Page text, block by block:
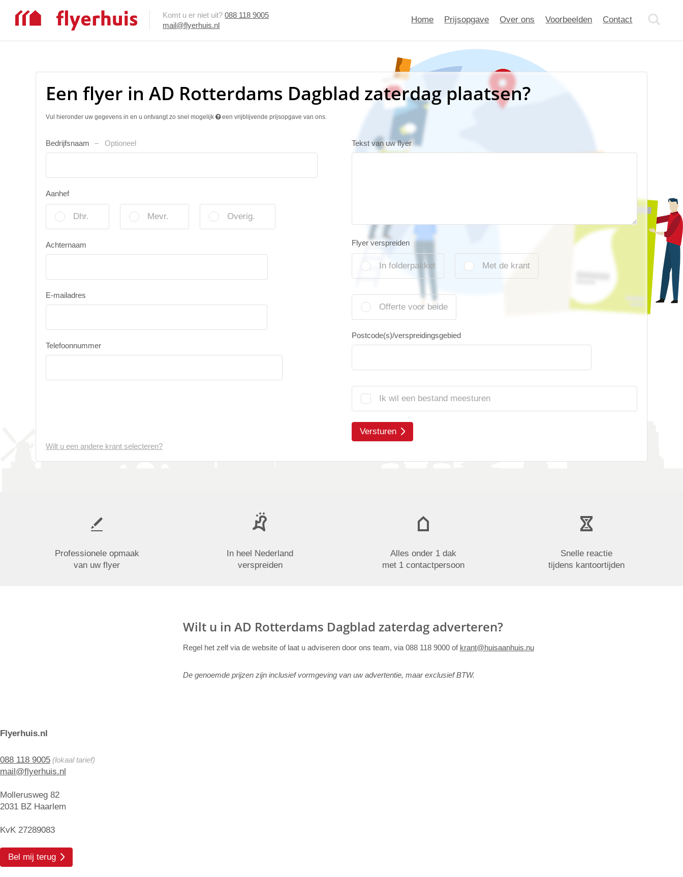
Komt u er niet uit? 088 118 9005
mail@flyerhuis.nl
Home Prijsopgave Over ons Voorbeelden Contact
Een flyer in AD Rotterdams Dagblad zaterdag plaatsen?
Vul hieronder uw gegevens in en u ontvangt zo snel mogelijk een vrijblijvende prijsopgave van ons.
Bedrijfsnaam Optioneel
Aanhef
Dhr. Mevr. Overig.
Achternaam
E-mailadres
Telefoonnummer
Tekst van uw flyer
Flyer verspreiden
In folderpakket Met de krant
Offerte voor beide
Postcode(s)/verspreidingsgebied
Ik wil een bestand meesturen
Versturen
Wilt u een andere krant selecteren?
Professionele opmaak
van uw flyer
In heel Nederland
verspreiden
Alles onder 1 dak
met 1 contactpersoon
Snelle reactie
tijdens kantoortijden
Flyerhuis.nl
088 118 9005 (lokaal tarief)
mail@flyerhuis.nl
Mollerusweg 82
2031 BZ Haarlem
KvK 27289083
Bel mij terug
Wilt u in AD Rotterdams Dagblad zaterdag adverteren?
Regel het zelf via de website of laat u adviseren door ons team, via 088 118 9000 of krant@huisaanhuis.nu
De genoemde prijzen zijn inclusief vormgeving van uw advertentie, maar exclusief BTW.